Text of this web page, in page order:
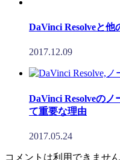
DaVinci Resolveと
2017.12.09
DaVinci Resolveの
て重要な理由
2017.05.24
コメントは利用できません